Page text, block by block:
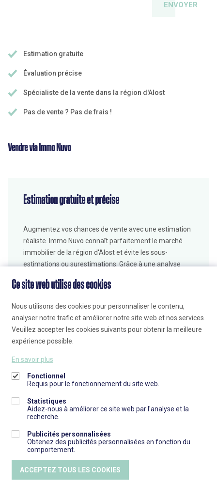
ENVOYER
Estimation gratuite
Évaluation précise
Spécialiste de la vente dans la région d'Alost
Pas de vente ? Pas de frais !
Vendre via Immo Nuvo
Estimation gratuite et précise
Augmentez vos chances de vente avec une estimation
réaliste. Immo Nuvo connaît parfaitement le marché
immobilier de la région d'Alost et évite les sous-
estimations ou surestimations. Grâce à une analyse
nous déterminons le prix de vente idéal. En tant que
demandé.
IMMO NUVO
Parklaan 63, 9300 Aalst
Slagmolenlaan 28, 1785 Merchtem
053 70 80 90
Ce site web utilise des cookies
Nous utilisons des cookies pour personnaliser le contenu,
analyser notre trafic et améliorer notre site web et nos services.
Veuillez accepter les cookies suivants pour obtenir la meilleure
expérience possible.
En savoir plus
Fonctionnel
Requis pour le fonctionnement du site web.
Statistiques
Aidez-nous à améliorer ce site web par l'analyse et la
recherche.
Publicités personnalisées
Obtenez des publicités personnalisées en fonction du
comportement.
ACCEPTEZ TOUS LES COOKIES